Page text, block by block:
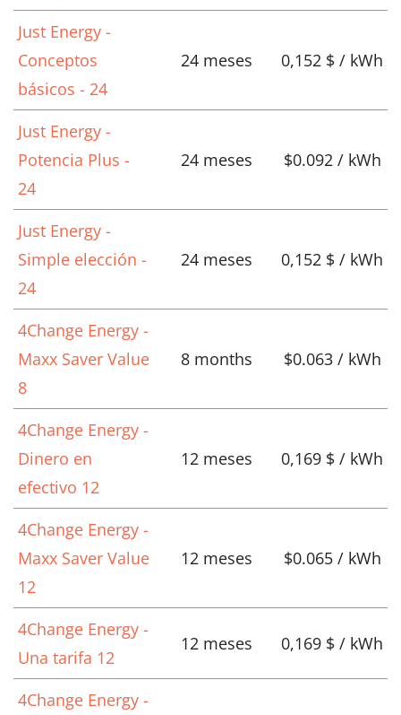
Just Energy -
Conceptos
básicos - 24
24 meses 0,152 $ / kWh
Just Energy -
Potencia Plus -
24
24 meses $0.092 / kWh
Just Energy -
Simple elección -
24
24 meses 0,152 $ / kWh
4Change Energy -
Maxx Saver Value
8
8 months $0.063 / kWh
4Change Energy -
Dinero en
efectivo 12
12 meses 0,169 $ / kWh
4Change Energy -
Maxx Saver Value
12
12 meses $0.065 / kWh
4Change Energy -
Una tarifa 12
12 meses 0,169 $ / kWh
4Change Energy -